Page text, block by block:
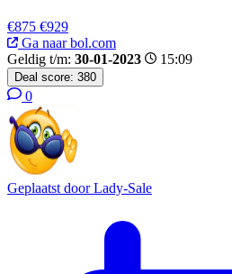
€875 €929
Ga naar bol.com
Geldig t/m: 30-01-2023 15:09
Deal score: 380
0
Geplaatst doorLady-Sale